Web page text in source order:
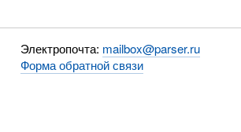
Электропочта: mailbox@parser.ru
Форма обратной связи